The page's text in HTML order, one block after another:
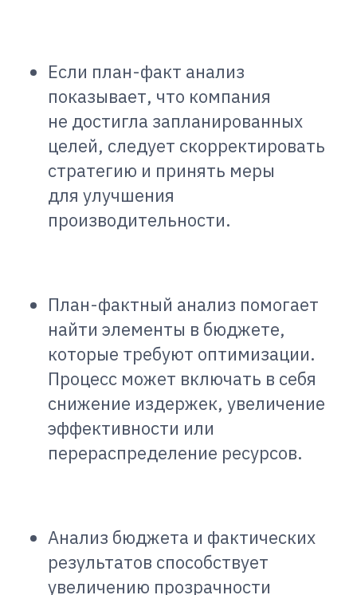
Если план-факт анализ
показывает, что компания
не достигла запланированных
целей, следует скорректировать
стратегию и принять меры
для улучшения
производительности.
План-фактный анализ помогает
найти элементы в бюджете,
которые требуют оптимизации.
Процесс может включать в себя
снижение издержек, увеличение
эффективности или
перераспределение ресурсов.
Анализ бюджета и фактических
результатов способствует
увеличению прозрачности